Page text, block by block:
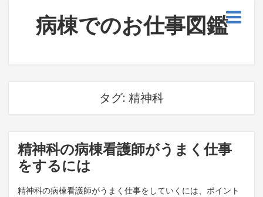
病棟でのお仕事図鑑
タグ: 精神科
精神科の病棟看護師がうまく仕事
をするには
精神科の病棟看護師がうまく仕事をしていくには、ポイント